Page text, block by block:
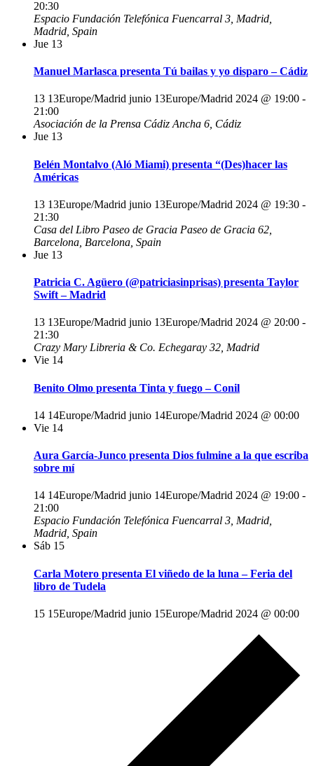
20:30
Espacio Fundación Telefónica Fuencarral 3, Madrid,
Madrid, Spain
Jue 13
Manuel Marlasca presenta Tú bailas y yo disparo – Cádiz
13 13Europe/Madrid junio 13Europe/Madrid 2024 @ 19:00 -
21:00
Asociación de la Prensa Cádiz Ancha 6, Cádiz
Jue 13
Belén Montalvo (Aló Miami) presenta “(Des)hacer las
Américas
13 13Europe/Madrid junio 13Europe/Madrid 2024 @ 19:30 -
21:30
Casa del Libro Paseo de Gracia Paseo de Gracia 62,
Barcelona, Barcelona, Spain
Jue 13
Patricia C. Agüero (@patriciasinprisas) presenta Taylor
Swift – Madrid
13 13Europe/Madrid junio 13Europe/Madrid 2024 @ 20:00 -
21:30
Crazy Mary Libreria & Co. Echegaray 32, Madrid
Vie 14
Benito Olmo presenta Tinta y fuego – Conil
14 14Europe/Madrid junio 14Europe/Madrid 2024 @ 00:00
Vie 14
Aura García-Junco presenta Dios fulmine a la que escriba
sobre mí
14 14Europe/Madrid junio 14Europe/Madrid 2024 @ 19:00 -
21:00
Espacio Fundación Telefónica Fuencarral 3, Madrid,
Madrid, Spain
Sáb 15
Carla Motero presenta El viñedo de la luna – Feria del
libro de Tudela
15 15Europe/Madrid junio 15Europe/Madrid 2024 @ 00:00